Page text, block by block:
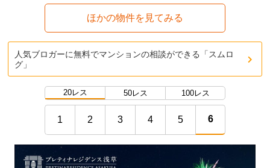
ほかの物件を見てみる
人気ブロガーに無料でマンションの相談ができる「スムロ
グ」
20レス 50レス 100レス
1 2 3 4 5 6